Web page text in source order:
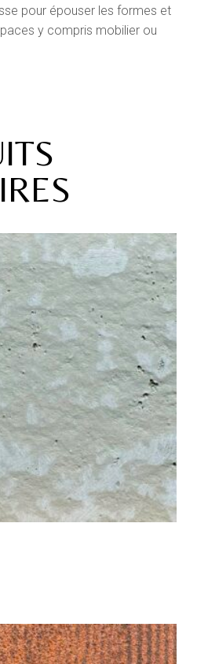
pour épouser les formes et
y compris mobilier ou